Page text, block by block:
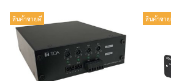
สินค้าขายดี สินค้าขา